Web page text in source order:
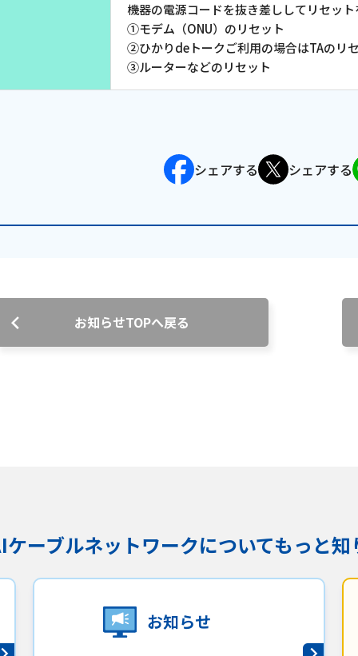
会社案内
決算公告・電子公告
安全・安心マーク
約款・重要事項説明書 プライバシーポリシー
機器の電源コードを抜き差ししてリセッ
①モデム（ONU）のリセット
②ひかりdeトークご利用の場合はTAのリ
③ルーターなどのリセット
シェアする シェアする
お知らせTOPへ戻る
ケーブルネットワークについてもっと知
お知らせ